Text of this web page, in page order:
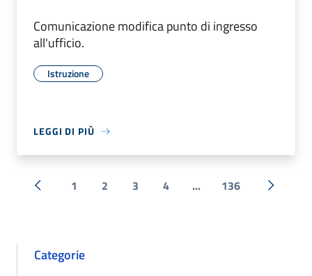
Comunicazione modifica punto di ingresso
all'ufficio.
Istruzione
LEGGI DI PIÙ
« Precedente
1 2 3 4 ... 136
Categorie